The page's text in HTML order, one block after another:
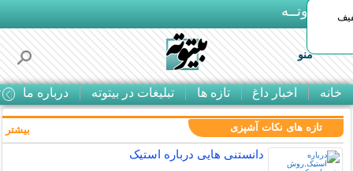
بـیتوتــه
منو
خانه اخبار داغ تازه ها تبلیغات در بیتوته درباره ما
50% تخفیف
تازه های نکات آشپزی
دانستنی هایی درباره استیک
بیشتر